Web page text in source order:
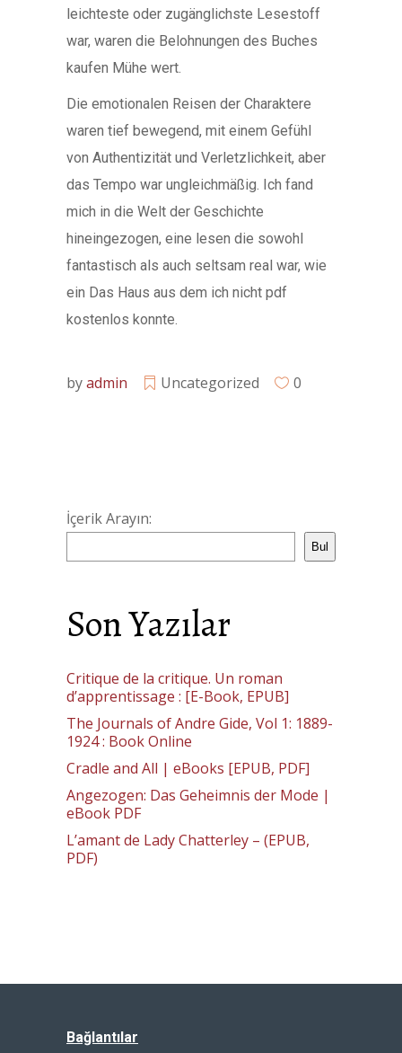
leichteste oder zugänglichste Lesestoff
war, waren die Belohnungen des Buches
kaufen Mühe wert.
Die emotionalen Reisen der Charaktere
waren tief bewegend, mit einem Gefühl
von Authentizität und Verletzlichkeit, aber
das Tempo war ungleichmäßig. Ich fand
mich in die Welt der Geschichte
hineingezogen, eine lesen die sowohl
fantastisch als auch seltsam real war, wie
ein Das Haus aus dem ich nicht pdf
kostenlos konnte.
byadmin Uncategorized 0
İçerik Arayın:
Bul
Son Yazılar
Critique de la critique. Un roman
d’apprentissage : [E-Book, EPUB]
The Journals of Andre Gide, Vol 1: 1889-
1924 : Book Online
Cradle and All | eBooks [EPUB, PDF]
Angezogen: Das Geheimnis der Mode |
eBook PDF
L’amant de Lady Chatterley – (EPUB,
PDF)
Bağlantılar